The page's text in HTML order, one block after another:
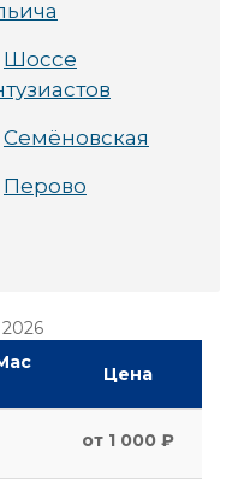
Шоссе
Семёновская
Перово
Цена
от 1 000 ₽